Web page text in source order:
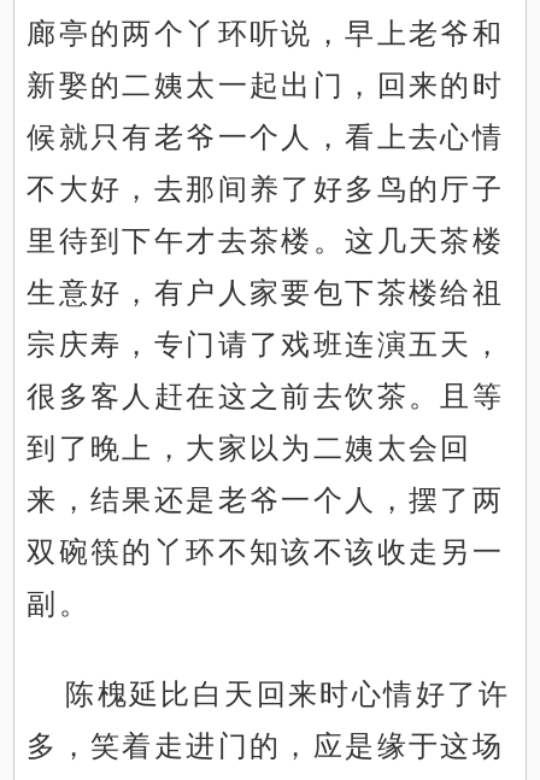
廊亭的两个丫环听说，早上老爷和
新娶的二姨太一起出门，回来的时
候就只有老爷一个人，看上去心情
不大好，去那间养了好多鸟的厅子
里待到下午才去茶楼。这几天茶楼
生意好，有户人家要包下茶楼给祖
宗庆寿，专门请了戏班连演五天，
很多客人赶在这之前去饮茶。且等
到了晚上，大家以为二姨太会回
来，结果还是老爷一个人，摆了两
双碗筷的丫环不知该不该收走另一
副。
陈槐延比白天回来时心情好了许
多，笑着走进门的，应是缘于这场